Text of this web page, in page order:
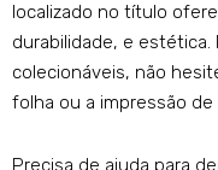
localizado no título
durabilidade, e
colecionáveis, não
folha ou a impressão de
Precisa de ajuda para